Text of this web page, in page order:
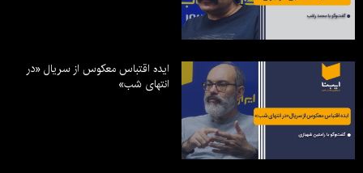
ایده اقتباس معکوس از سریال «در
انتهای شب»